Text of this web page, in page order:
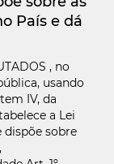
País e dá
, no
usando
IV, da
a Lei
dispõe sobre